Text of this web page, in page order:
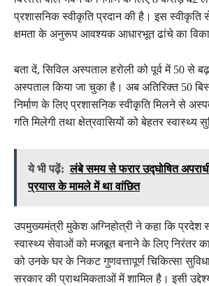
प्रशासनिक स्वीकृति प्रदान की है। इस स्वीकृति
क्षमता के अनुरूप आवश्यक आधारभूत ढांचे का
बता दें, सिविल अस्पताल हरोली को पूर्व में 50 से
अस्पताल किया जा चुका है। अब अतिरिक्त 50
निर्माण के लिए प्रशासनिक स्वीकृति मिलने से
गति मिलेगी तथा क्षेत्रवासियों को बेहतर स्वास्थ्य
ये भी पढ़ें: लंबे समय से फरार उद्घोषित
प्रयास के मामले में था वांछित
उपमुख्यमंत्री मुकेश अग्निहोत्री ने कहा कि प्रदेश
स्वास्थ्य सेवाओं को मजबूत बनाने के लिए निरंतर
को उनके घर के निकट गुणवत्तापूर्ण चिकित्सा
सरकार की प्राथमिकताओं में शामिल है। इसी